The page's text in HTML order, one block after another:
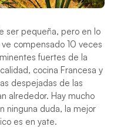
ser pequeña, pero en lo
compensado 10 veces
fuertes de la
cocina Francesa y
despejadas de las
alrededor. Hay mucho
ninguna duda, la mejor
es en yate.